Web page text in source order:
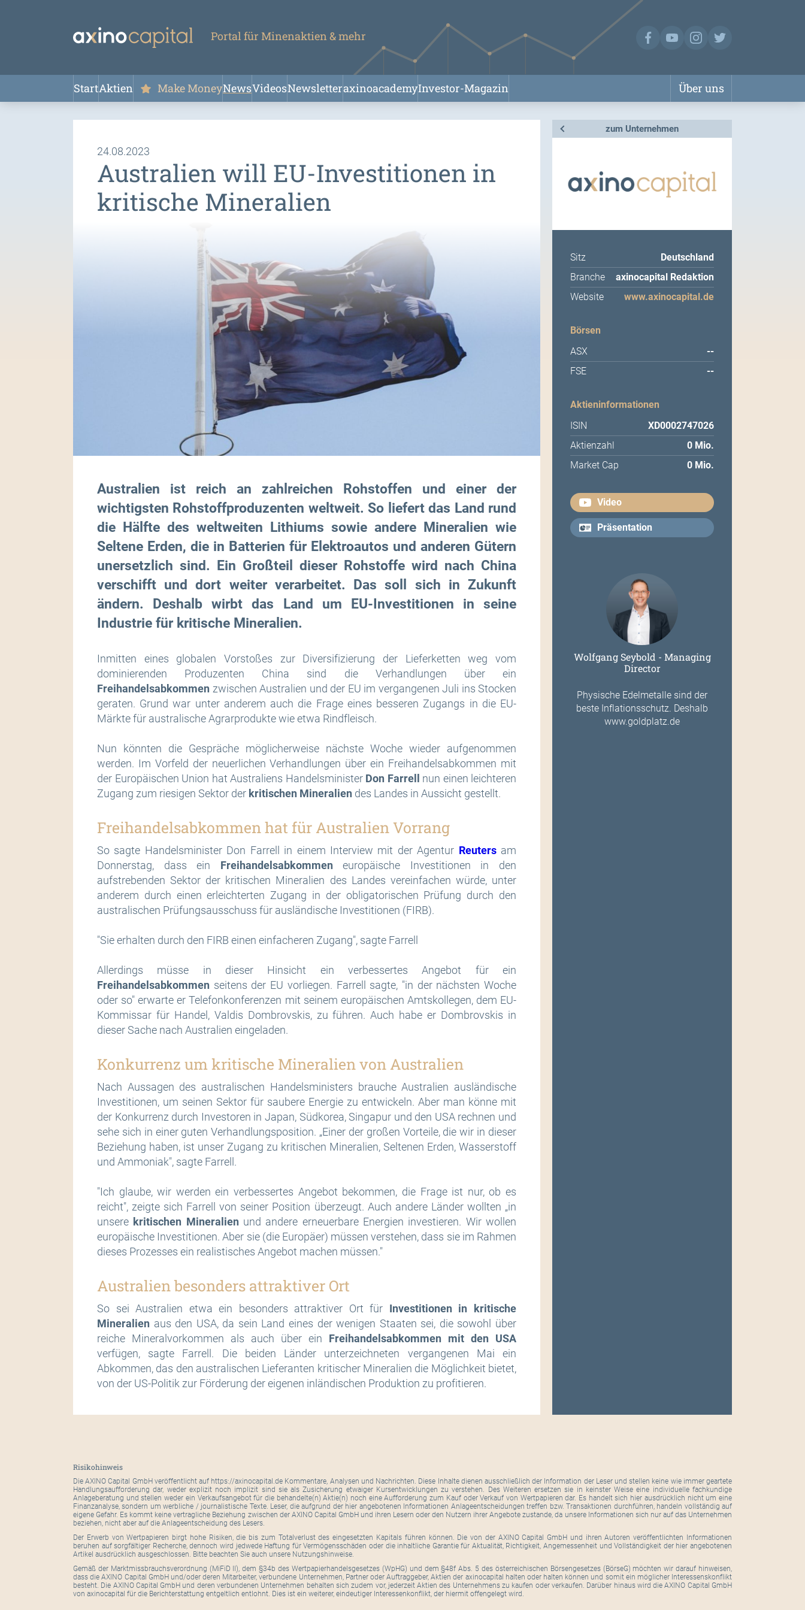
Portal für Minenaktien & mehr
StartAktien Make MoneyNewsVideosNewsletteraxinoacademyInvestor-Magazin Über uns
zum Unternehmen
Sitz
Deutschland
Branche
axinocapital Redaktion
Website
www.axinocapital.de
24.08.2023
Australien will EU-Investitionen in
kritische Mineralien
Australien ist reich an zahlreichen Rohstoffen und einer der
wichtigsten Rohstoffproduzenten weltweit. So liefert das Land rund
die Hälfte des weltweiten Lithiums sowie andere Mineralien wie
Seltene Erden, die in Batterien für Elektroautos und anderen Gütern
unersetzlich sind. Ein Großteil dieser Rohstoffe wird nach China
verschifft und dort weiter verarbeitet. Das soll sich in Zukunft
ändern. Deshalb wirbt das Land um EU-Investitionen in seine
Industrie für kritische Mineralien.
Inmitten eines globalen Vorstoßes zur Diversifizierung der Lieferketten weg vom
dominierenden Produzenten China sind die Verhandlungen über ein
Freihandelsabkommen zwischen Australien und der EU im vergangenen Juli ins Stocken
geraten. Grund war unter anderem auch die Frage eines besseren Zugangs in die EU-
Märkte für australische Agrarprodukte wie etwa Rindfleisch.
Nun könnten die Gespräche möglicherweise nächste Woche wieder aufgenommen
werden. Im Vorfeld der neuerlichen Verhandlungen über ein Freihandelsabkommen mit
der Europäischen Union hat Australiens Handelsminister Don Farrell
nun einen leichteren
Zugang zum riesigen Sektor der kritischen Mineralien des Landes in Aussicht gestellt.
Freihandelsabkommen hat für Australien Vorrang
So sagte Handelsminister Don Farrell in einem Interview mit der Agentur Reutersam
Donnerstag, dass ein Freihandelsabkommen europäische Investitionen in den
aufstrebenden Sektor der kritischen Mineralien des Landes vereinfachen würde, unter
anderem durch einen erleichterten Zugang in der obligatorischen Prüfung durch den
australischen Prüfungsausschuss für ausländische Investitionen (FIRB).
"Sie erhalten durch den FIRB einen einfacheren Zugang", sagte Farrell
Allerdings müsse in dieser Hinsicht ein verbessertes Angebot für ein
Freihandelsabkommen seitens der EU vorliegen. Farrell sagte, "in der nächsten Woche
oder so" erwarte er Telefonkonferenzen mit seinem europäischen Amtskollegen, dem EU-
Kommissar für Handel, Valdis Dombrovskis, zu führen. Auch habe er Dombrovskis in
dieser Sache nach Australien eingeladen.
Konkurrenz um kritische Mineralien von Australien
Nach Aussagen des australischen Handelsministers brauche Australien ausländische
Investitionen, um seinen Sektor für saubere Energie zu entwickeln. Aber man könne mit
der Konkurrenz durch Investoren in Japan, Südkorea, Singapur und den USA rechnen und
sehe sich in einer guten Verhandlungsposition. „Einer der großen Vorteile, die wir in dieser
Beziehung haben, ist unser Zugang zu kritischen Mineralien, Seltenen Erden, Wasserstoff
und Ammoniak", sagte Farrell.
"Ich glaube, wir werden ein verbessertes Angebot bekommen, die Frage ist nur, ob es
reicht", zeigte sich Farrell von seiner Position überzeugt. Auch andere Länder wollten „in
unsere kritischen Mineralien und andere erneuerbare Energien investieren. Wir wollen
europäische Investitionen. Aber sie (die Europäer) müssen verstehen, dass sie im Rahmen
dieses Prozesses ein realistisches Angebot machen müssen."
Australien besonders attraktiver Ort
So sei Australien etwa ein besonders attraktiver Ort für Investitionen in kritische
Mineralien aus den USA, da sein Land eines der wenigen Staaten sei, die sowohl über
reiche Mineralvorkommen als auch über ein Freihandelsabkommen mit den USA
verfügen, sagte Farrell. Die beiden Länder unterzeichneten vergangenen Mai ein
Abkommen, das den australischen Lieferanten kritischer Mineralien die Möglichkeit bietet,
von der US-Politik zur Förderung der eigenen inländischen Produktion zu profitieren.
Börsen
ASX
--
FSE
--
Aktieninformationen
ISIN
XD0002747026
Aktienzahl
0 Mio.
Market Cap
0 Mio.
Video
Präsentation
Wolfgang Seybold - Managing
Director
Physische Edelmetalle sind der
beste Inflationsschutz. Deshalb
www.goldplatz.de
Risikohinweis
Die AXINO Capital GmbH veröffentlicht auf https://axinocapital.de Kommentare, Analysen und Nachrichten. Diese Inhalte dienen ausschließlich der Information der Leser und stellen keine wie immer geartete
Handlungsaufforderung dar, weder explizit noch implizit sind sie als Zusicherung etwaiger Kursentwicklungen zu verstehen. Des Weiteren ersetzen sie in keinster Weise eine individuelle fachkundige
Anlageberatung und stellen weder ein Verkaufsangebot für die behandelte(n) Aktie(n) noch eine Aufforderung zum Kauf oder Verkauf von Wertpapieren dar. Es handelt sich hier ausdrücklich nicht um eine
Finanzanalyse, sondern um werbliche / journalistische Texte. Leser, die aufgrund der hier angebotenen Informationen Anlageentscheidungen treffen bzw. Transaktionen durchführen, handeln vollständig auf
eigene Gefahr. Es kommt keine vertragliche Beziehung zwischen der AXINO Capital GmbH und ihren Lesern oder den Nutzern ihrer Angebote zustande, da unsere Informationen sich nur auf das Unternehmen
beziehen, nicht aber auf die Anlageentscheidung des Lesers.
Der Erwerb von Wertpapieren birgt hohe Risiken, die bis zum Totalverlust des eingesetzten Kapitals führen können. Die von der AXINO Capital GmbH und ihren Autoren veröffentlichten Informationen
beruhen auf sorgfältiger Recherche, dennoch wird jedwede Haftung für Vermögensschäden oder die inhaltliche Garantie für Aktualität, Richtigkeit, Angemessenheit und Vollständigkeit der hier angebotenen
Artikel ausdrücklich ausgeschlossen. Bitte beachten Sie auch unsere Nutzungshinweise.
Gemäß der Marktmissbrauchsverordnung (MiFiD II), dem §34b des Wertpapierhandelsgesetzes (WpHG) und dem §48f Abs. 5 des österreichischen Börsengesetzes (BörseG) möchten wir darauf hinweisen,
dass die AXINO Capital GmbH und/oder deren Mitarbeiter, verbundene Unternehmen, Partner oder Auftraggeber, Aktien der axinocapital halten oder halten können und somit ein möglicher Interessenskonflikt
besteht. Die AXINO Capital GmbH und deren verbundenen Unternehmen behalten sich zudem vor, jederzeit Aktien des Unternehmens zu kaufen oder verkaufen. Darüber hinaus wird die AXINO Capital GmbH
von axinocapital für die Berichterstattung entgeltlich entlohnt. Dies ist ein weiterer, eindeutiger Interessenkonflikt, der hiermit offengelegt wird.